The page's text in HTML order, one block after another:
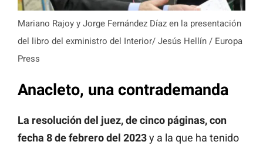
Mariano Rajoy y Jorge Fernández Díaz en la presentación
del libro del exministro del Interior/ Jesús Hellín / Europa
Press
Anacleto, una contrademanda
La resolución del juez, de cinco páginas, con
fecha 8 de febrero del 2023y a la que ha tenido